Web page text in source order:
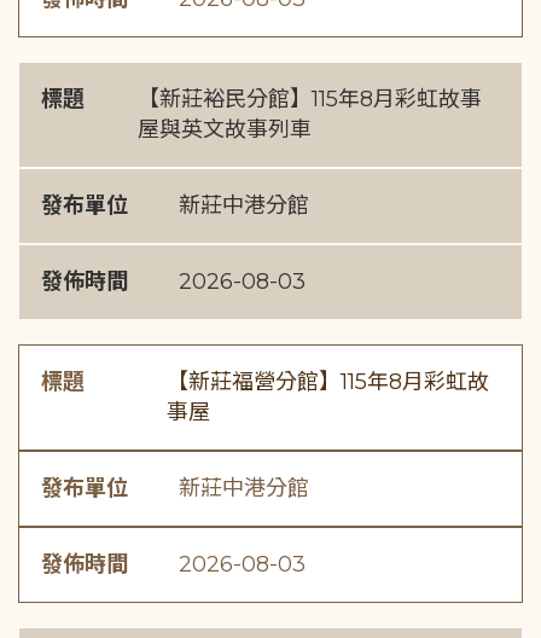
標題
【新莊裕民分館】115年8月彩虹故事
屋與英文故事列車
發布單位 新莊中港分館
發佈時間 2026-08-03
標題
【新莊福營分館】115年8月彩虹故
事屋
發布單位 新莊中港分館
發佈時間 2026-08-03